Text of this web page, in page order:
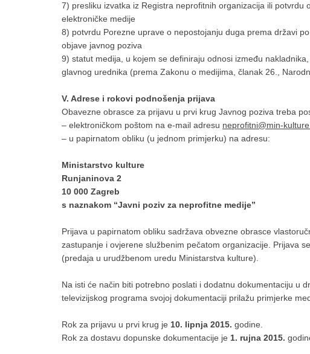
7) presliku izvatka iz Registra neprofitnih organizacija ili potvrdu
elektroničke medije
8) potvrdu Porezne uprave o nepostojanju duga prema državi
objave javnog poziva
9) statut medija, u kojem se definiraju odnosi između
glavnog urednika (prema Zakonu o medijima, članak 26.,
V. Adrese i rokovi podnošenja prijava
Obavezne obrasce za prijavu u prvi krug Javnog poziva treba
– elektroničkom poštom na e-mail adresu neprofitni@min-
– u papirnatom obliku (u jednom primjerku) na adresu:
Ministarstvo kulture
Runjaninova 2
10 000 Zagreb
s naznakom “Javni poziv za neprofitne medije”
Prijava u papirnatom obliku sadržava obvezne obrasce
zastupanje i ovjerene službenim pečatom organizacije. Prijava
(predaja u urudžbenom uredu Ministarstva kulture).
Na isti će način biti potrebno poslati i dodatnu dokumentaciju u
televizijskog programa svojoj dokumentaciji prilažu primjerke
Rok za prijavu u prvi krug je 10. lipnja 2015. godine.
Rok za dostavu dopunske dokumentacije je 1. rujna 2015.